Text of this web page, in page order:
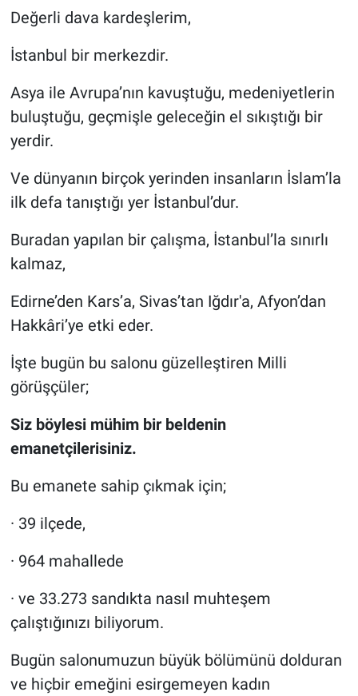
Değerli dava kardeşlerim,
İstanbul bir merkezdir.
Asya ile Avrupa’nın kavuştuğu, medeniyetlerin
buluştuğu, geçmişle geleceğin el sıkıştığı bir
yerdir.
Ve dünyanın birçok yerinden insanların İslam’la
ilk defa tanıştığı yer İstanbul’dur.
Buradan yapılan bir çalışma, İstanbul’la sınırlı
kalmaz,
Edirne’den Kars’a, Sivas’tan Iğdır'a, Afyon’dan
Hakkâri’ye etki eder.
İşte bugün bu salonu güzelleştiren Milli
görüşçüler;
Siz böylesi mühim bir beldenin
emanetçilerisiniz.
Bu emanete sahip çıkmak için;
· 39 ilçede,
· 964 mahallede
· ve 33.273 sandıkta nasıl muhteşem
çalıştığınızı biliyorum.
Bugün salonumuzun büyük bölümünü dolduran
ve hiçbir emeğini esirgemeyen kadın